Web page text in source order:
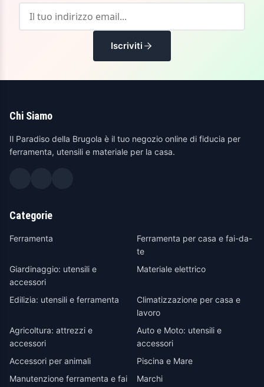
Iscriviti
Chi Siamo
Il Paradiso della Brugola è il tuo negozio online di fiducia per
ferramenta, utensili e materiale per la casa.
Categorie
Ferramenta
Ferramenta per casa e fai-da-
te
Giardinaggio: utensili e
accessori
Materiale elettrico
Edilizia: utensili e ferramenta
Climatizzazione per casa e
lavoro
Agricoltura: attrezzi e
accessori
Auto e Moto: utensili e
accessori
Accessori per animali
Piscina e Mare
Manutenzione ferramenta e fai
Marchi